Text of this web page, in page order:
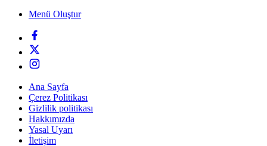
Menü Oluştur
Ana Sayfa
Çerez Politikası
Gizlilik politikası
Hakkımızda
Yasal Uyarı
İletişim